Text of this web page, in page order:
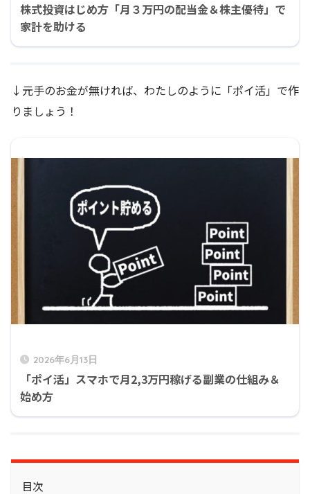
株式投資はじめ方「月３万円の配当金＆株主優待」で
家計を助ける
↓元手のお金が無ければ、わたしのように「ポイ活」で作
りましょう！
2026年6月13日
「ポイ活」スマホで月2,3万円稼げる副業の仕組み＆
始め方
目次